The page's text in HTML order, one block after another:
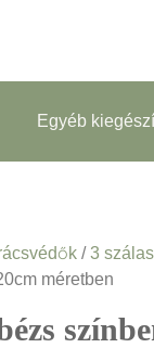
Egyéb
/3
méretben